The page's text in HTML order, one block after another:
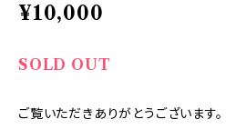
¥10,000
SOLD OUT
ご覧いただきありがとうございます。